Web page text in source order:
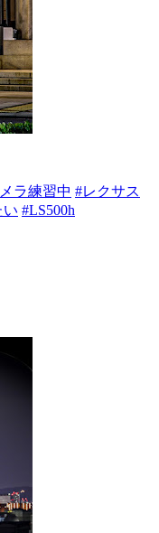
ラ練習中 #レクサス
い #LS500h